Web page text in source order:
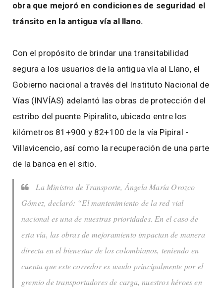
obra que mejoró en condiciones de seguridad el
tránsito en la antigua vía al llano.
Con el propósito de brindar una transitabilidad
segura a los usuarios de la antigua vía al Llano, el
Gobierno nacional a través del Instituto Nacional de
Vías (INVÍAS) adelantó las obras de protección del
estribo del puente Pipiralito, ubicado entre los
kilómetros 81+900 y 82+100 de la vía Pipiral -
Villavicencio, así como la recuperación de una parte
de la banca en el sitio.
La Ministra de Transporte, Ángela María Orozco
Gómez, declaró: “El mantenimiento de la red vial
nacional es una de nuestras prioridades. En el caso de
esta vía, las obras de mejoramiento impactan de manera
directa en el bienestar de los colombianos, teniendo en
cuenta que este corredor es usado principalmente por el
gremio de transportadores de carga, nuestros héroes en